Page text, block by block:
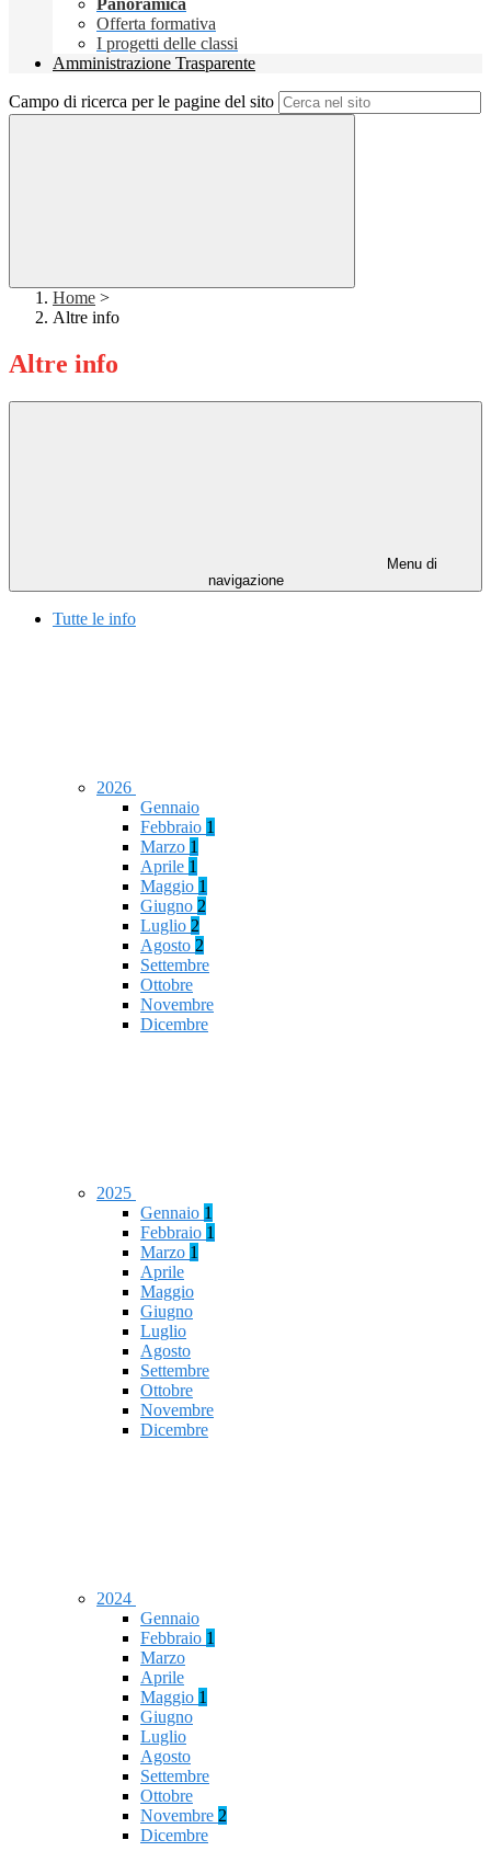
Panoramica
Offerta formativa
I progetti delle classi
Amministrazione Trasparente
Campo di ricerca per le pagine del sito
Home >
Altre info
Altre info
Menu di
navigazione
Tutte le info
2026
Gennaio
Febbraio 1
Marzo 1
Aprile 1
Maggio 1
Giugno 2
Luglio 2
Agosto 2
Settembre
Ottobre
Novembre
Dicembre
2025
Gennaio 1
Febbraio 1
Marzo 1
Aprile
Maggio
Giugno
Luglio
Agosto
Settembre
Ottobre
Novembre
Dicembre
2024
Gennaio
Febbraio 1
Marzo
Aprile
Maggio 1
Giugno
Luglio
Agosto
Settembre
Ottobre
Novembre 2
Dicembre